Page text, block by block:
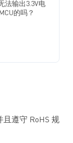
法输出3.3V电
的吗？
且遵守 RoHS 规